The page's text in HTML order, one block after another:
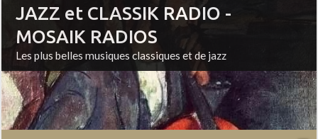
JAZZ et CLASSIK RADIO -
MOSAIK RADIOS
Les plus belles musiques classiques et de jazz